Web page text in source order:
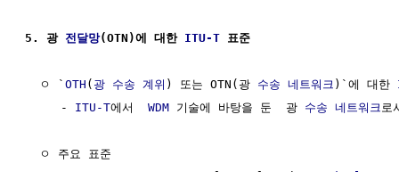
5. 광 전달망(OTN)에 대한 ITU-T 표준
  ㅇ `
OTH ( 광 수송 계위 ) 또는 OTN(광 수송 네트워크 )`에 대한
     -
ITU-T에서 WDM 기술에 바탕을 둔  광 수송 네트워크 로
  ㅇ 주요 표준